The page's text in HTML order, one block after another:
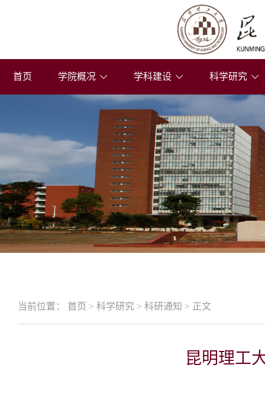
首页 学院概况 学科建设 科学研究
当前位置： 首页 > 科学研究 > 科研通知 > 正文
昆明理工